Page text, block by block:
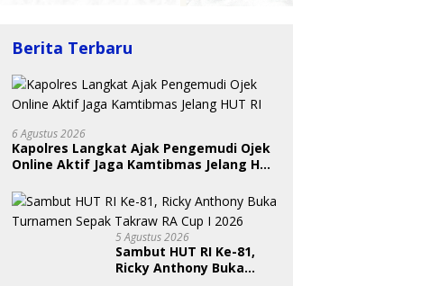
Indri Nugraheni: Festival
Sayang Anak Harus Jadi
Gerakan Berkelanjutan
Perlindungan Anak
BKSDA Segera Evaluasi
Perkebunan Sawit di
Langkat
Berita Terbaru
6 Agustus 2026
Kapolres Langkat Ajak Pengemudi Ojek
Online Aktif Jaga Kamtibmas Jelang HUT
5 Agustus 2026
Sambut HUT RI Ke-81,
Ricky Anthony Buka